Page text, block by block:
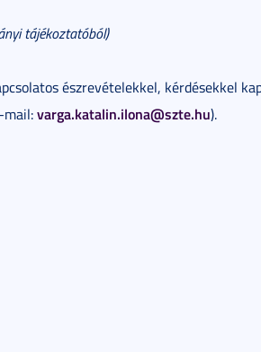
tájékoztatóból)
észrevételekkel, kérdésekkel
varga.katalin.ilona@szte.hu).